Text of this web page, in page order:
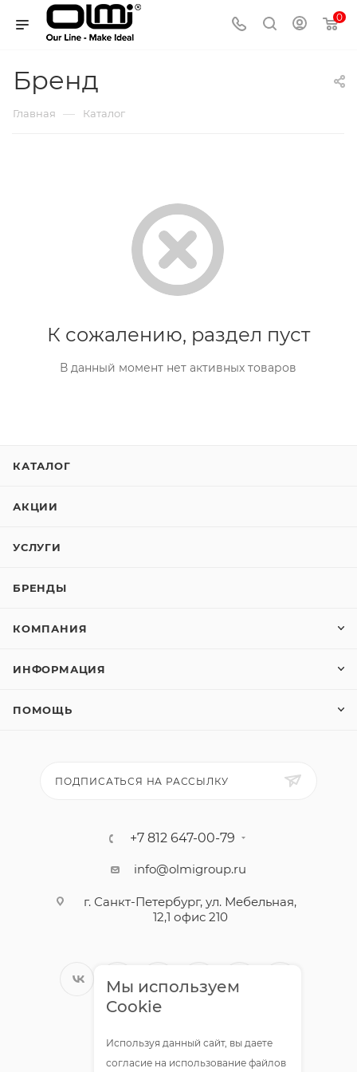
0
Бренд
Главная — Каталог
К сожалению, раздел пуст
В данный момент нет активных товаров
КАТАЛОГ
АКЦИИ
УСЛУГИ
БРЕНДЫ
КОМПАНИЯ
ИНФОРМАЦИЯ
ПОМОЩЬ
ПОДПИСАТЬСЯ НА РАССЫЛКУ
+7 812 647-00-79
info@olmigroup.ru
г. Санкт-Петербург, ул. Мебельная,
12,1 офис 210
Мы используем
Cookie
Используя данный сайт, вы даете
согласие на использование файлов